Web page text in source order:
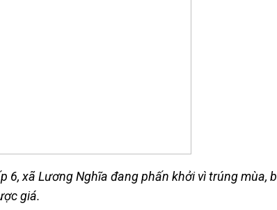
6, xã Lương Nghĩa đang phấn khởi vì trúng mùa,
giá.